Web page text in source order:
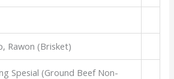
Rawon (Brisket)
Spesial (Ground Beef Non-